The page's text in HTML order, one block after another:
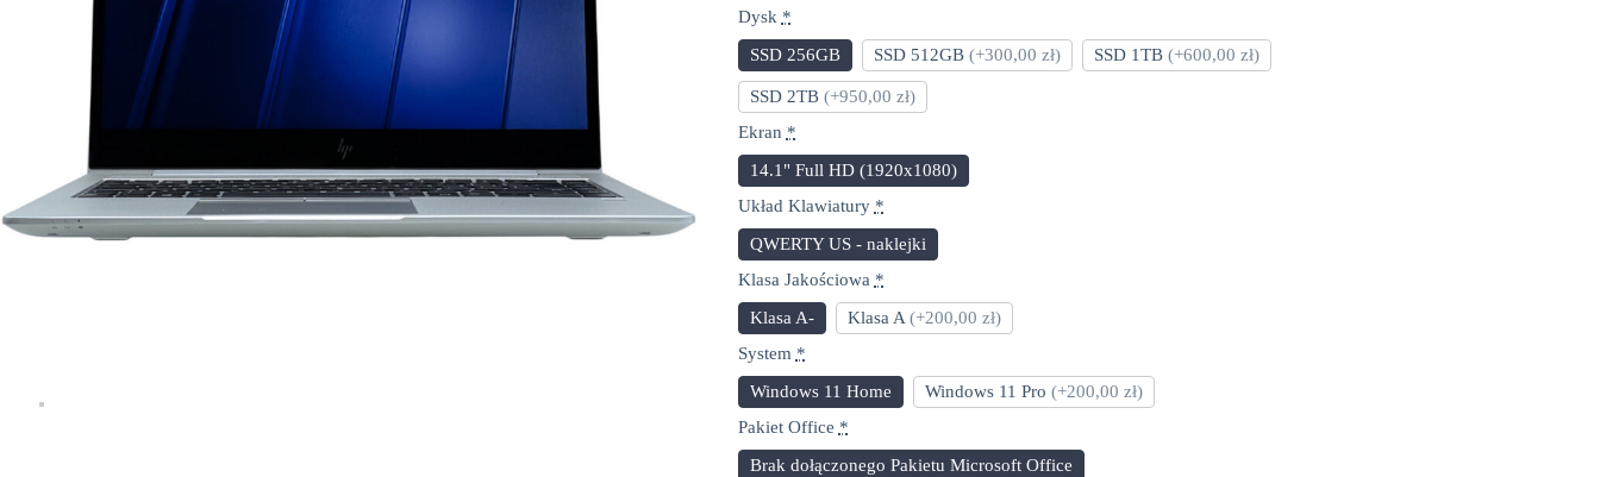
Dysk *
SSD 256GB
SSD 512GB (+300,00 zł) SSD 1TB (+600,00 zł)
SSD 2TB (+950,00 zł)
Ekran *
14.1" Full HD (1920x1080)
Układ Klawiatury *
QWERTY US - naklejki
Klasa Jakościowa *
Klasa A-
Klasa A(+200,00 zł)
System *
Windows 11 Home
Windows 11 Pro (+200,00 zł)
Pakiet Office *
Brak dołączonego Pakietu Microsoft Office